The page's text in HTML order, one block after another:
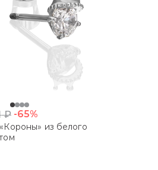
₽ -65%
из белого